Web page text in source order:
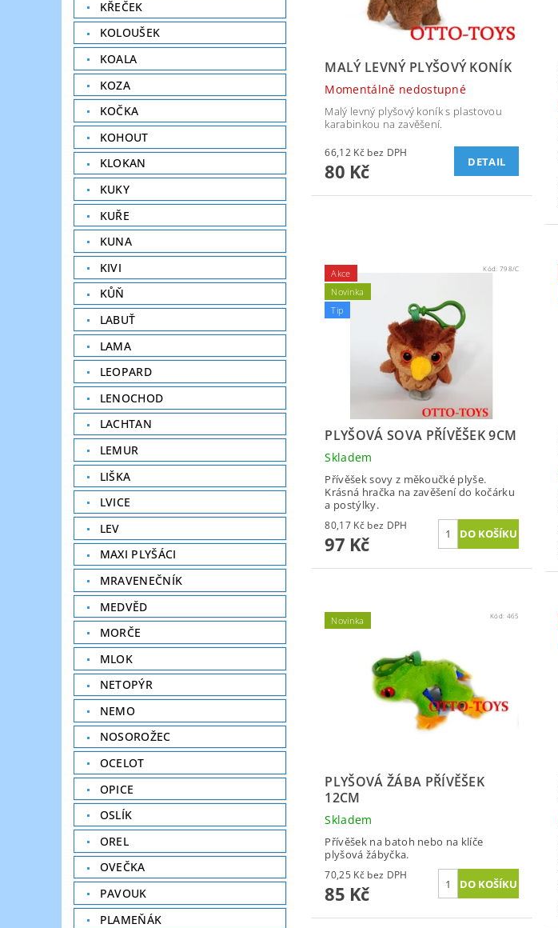
KŘEČEK
KOLOUŠEK
KOALA
KOZA
KOČKA
KOHOUT
KLOKAN
KUKY
KUŘE
KUNA
KIVI
KŮŇ
LABUŤ
LAMA
LEOPARD
LENOCHOD
LACHTAN
LEMUR
LIŠKA
LVICE
LEV
MAXI PLYŠÁCI
MRAVENEČNÍK
MEDVĚD
MORČE
MLOK
NETOPÝR
NEMO
NOSOROŽEC
OCELOT
OPICE
OSLÍK
OREL
OVEČKA
PAVOUK
PLAMEŇÁK
MALÝ LEVNÝ PLYŠOVÝ KONÍK
Momentálně nedostupné
Malý levný plyšový koník s plastovou
karabinkou na zavěšení.
66,12 Kč bez DPH
80 Kč DETAIL
Akce
Novinka
Tip
Kód: 798/C
PLYŠOVÁ SOVA PŘÍVĚŠEK 9CM
Skladem
Přívěšek sovy z měkoučké plyše.
Krásná hračka na zavěšení do kočárku
a postýlky.
80,17 Kč bez DPH
97 Kč
Novinka Kód: 465
PLYŠOVÁ ŽÁBA PŘÍVĚŠEK
12CM
Skladem
Přívěšek na batoh nebo na klíče
plyšová žábyčka.
70,25 Kč bez DPH
85 Kč